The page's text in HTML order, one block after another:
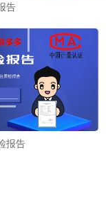
告
报告